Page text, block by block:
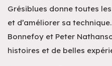
Grésiblues donne toutes
et d’améliorer sa
Bonnefoy et Peter
histoires et de belles